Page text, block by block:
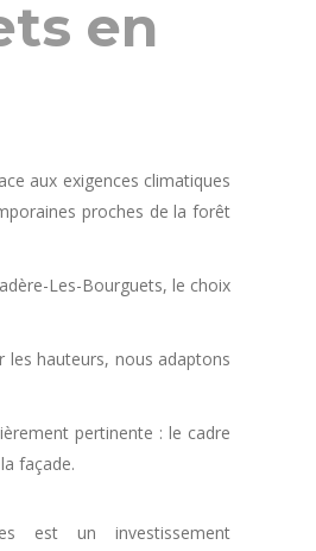
en
aux exigences climatiques
proches de la forêt
Les-Bourguets, le choix
les hauteurs, nous adaptons
pertinente : le cadre
façade.
est un investissement